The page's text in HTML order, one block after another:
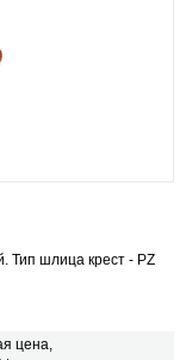
Тип шлица крест - PZ
цена,